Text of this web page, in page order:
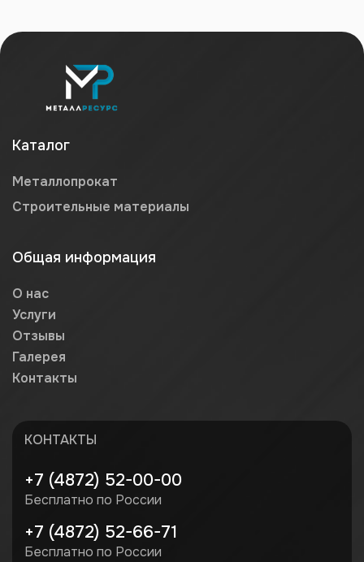
Каталог
Металлопрокат
Строительные материалы
Общая информация
О нас
Услуги
Отзывы
Галерея
Контакты
КОНТАКТЫ
+7 (4872) 52-00-00
Бесплатно по России
+7 (4872) 52-66-71
Бесплатно по России